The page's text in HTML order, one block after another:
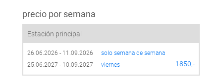
precio por semana
Estación principal
26.06.2026 - 11.09.2026
25.06.2027 - 10.09.2027
solo semana de semana
viernes
1850,-